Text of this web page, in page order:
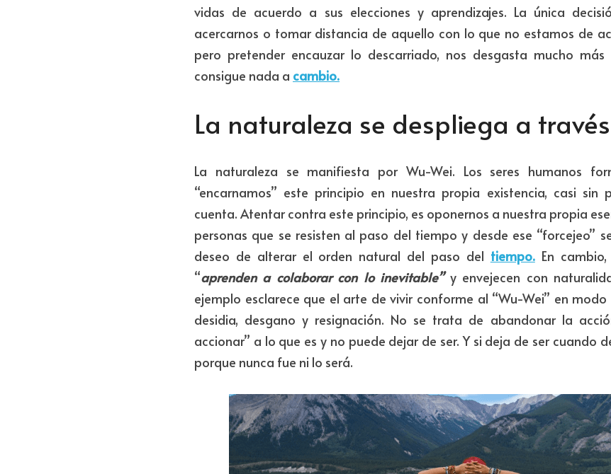
vidas de acuerdo a sus elecciones y aprendizajes. La única
acercarnos o tomar distancia de aquello con lo que no estamos de
pero pretender encauzar lo descarriado, nos desgasta mucho
consigue nada a cambio.
La naturaleza se despliega a
La naturaleza se manifiesta por Wu-Wei. Los seres humanos
“encarnamos” este principio en nuestra propia existencia, casi sin
cuenta. Atentar contra este principio, es oponernos a nuestra propia
personas que se resisten al paso del tiempo y desde ese “forcejeo”
deseo de alterar el orden natural del paso del tiempo. En cambio,
“aprenden a colaborar con lo inevitable” y envejecen con
ejemplo esclarece que el arte de vivir conforme al “Wu-Wei” en
desidia, desgano y resignación. No se trata de abandonar la
accionar” a lo que es y no puede dejar de ser. Y si deja de ser cuando
porque nunca fue ni lo será.